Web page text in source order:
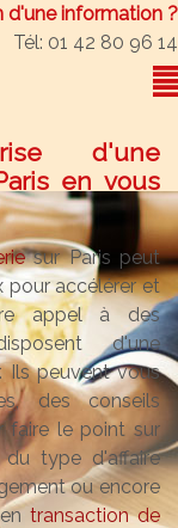
d'une information ?
Tél: 01 42 80 96 14
d'une
en vous
sur Paris peut
pour accélérer et
appel à des
d'une
Ils peuvent vous
des conseils
faire le point sur
type d'affaire
ou encore
transaction de